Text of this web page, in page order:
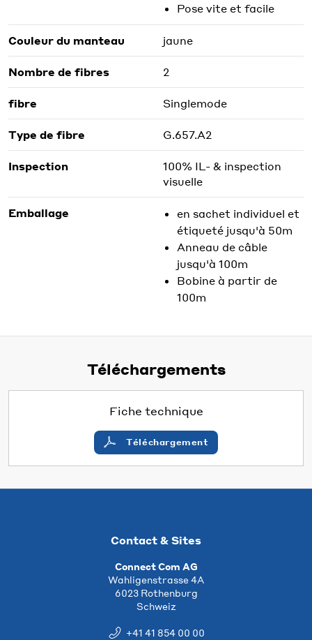
Pose vite et facile
Couleur du manteau jaune
Nombre de fibres 2
fibre Singlemode
Type de fibre G.657.A2
Inspection
100% IL- & inspection
visuelle
Emballage
en sachet individuel et
étiqueté jusqu'à 50m
Anneau de câble
jusqu'à 100m
Bobine à partir de
100m
Téléchargements
Fiche technique
Téléchargement
Contact & Sites
Connect Com AG
Wahligenstrasse 4A
6023 Rothenburg
Schweiz
+41 41 854 00 00